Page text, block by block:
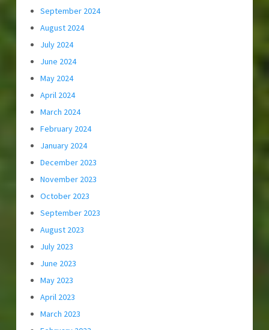
September 2024
August 2024
July 2024
June 2024
May 2024
April 2024
March 2024
February 2024
January 2024
December 2023
November 2023
October 2023
September 2023
August 2023
July 2023
June 2023
May 2023
April 2023
March 2023